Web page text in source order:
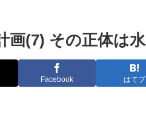
画(7) その正体は
Facebook はてブ